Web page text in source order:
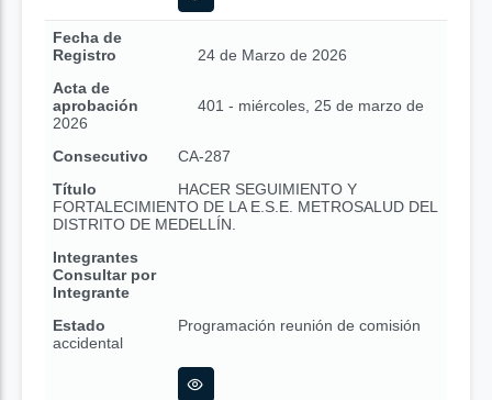
Fecha de
Registro
24 de Marzo de 2026
Acta de
aprobación
401 - miércoles, 25 de marzo de
2026
Consecutivo
CA-287
Título
HACER SEGUIMIENTO Y
FORTALECIMIENTO DE LA E.S.E. METROSALUD DEL
DISTRITO DE MEDELLÍN.
Integrantes
Consultar por
Integrante
Estado
Programación reunión de comisión
accidental